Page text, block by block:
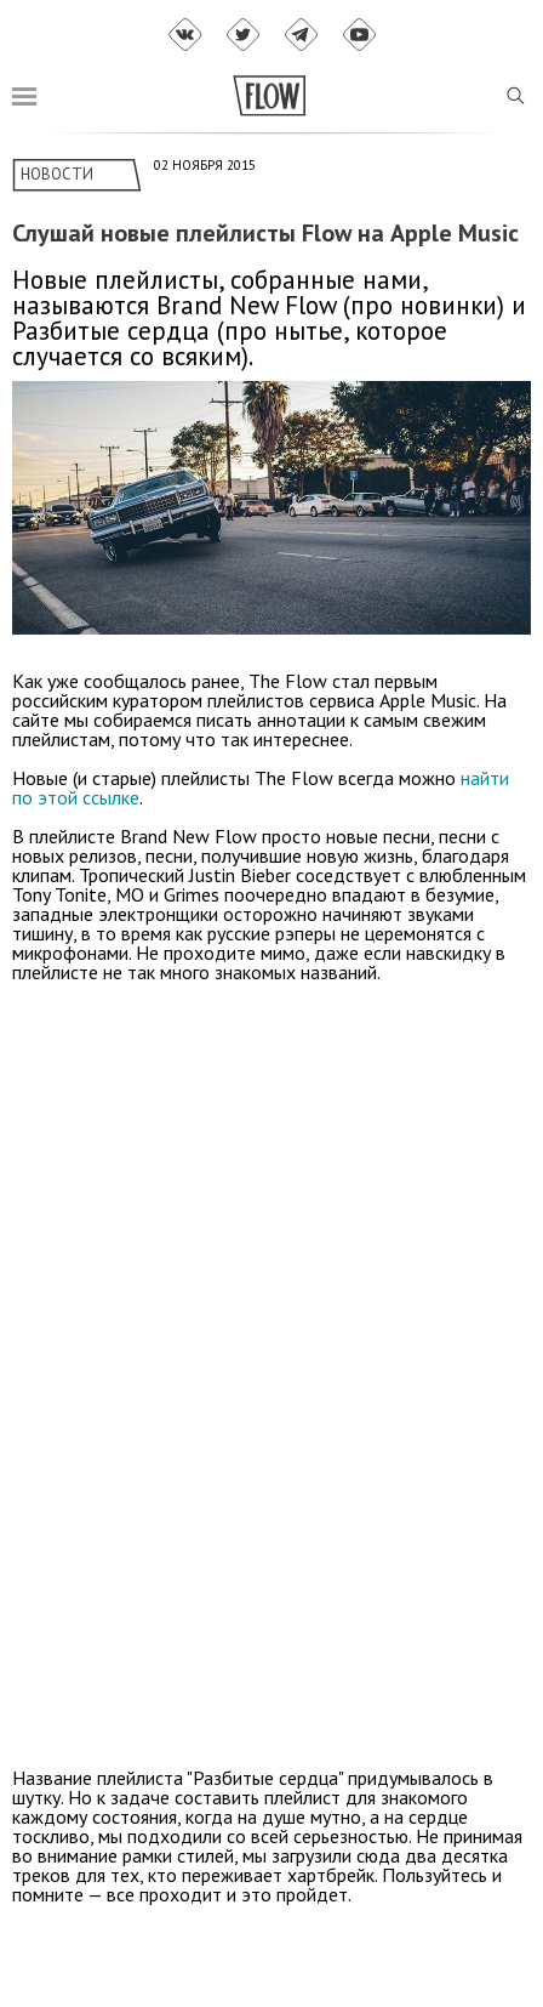
НОВОСТИ 02 НОЯБРЯ 2015
Слушай новые плейлисты Flow на Apple Music
Новые плейлисты, собранные нами,
называются Brand New Flow (про новинки) и
Разбитые сердца (про нытье, которое
случается со всяким).
Как уже сообщалось ранее, The Flow стал первым
российским куратором плейлистов сервиса Apple Music. На
сайте мы собираемся писать аннотации к самым свежим
плейлистам, потому что так интереснее.
Новые (и старые) плейлисты The Flow всегда можно найти
по этой ссылке.
В плейлисте Brand New Flow просто новые песни, песни с
новых релизов, песни, получившие новую жизнь, благодаря
клипам. Тропический Justin Bieber соседствует с влюбленным
Tony Tonite, MO и Grimes поочередно впадают в безумие,
западные электронщики осторожно начиняют звуками
тишину, в то время как русские рэперы не церемонятся с
микрофонами. Не проходите мимо, даже если навскидку в
плейлисте не так много знакомых названий.
Название плейлиста "Разбитые сердца" придумывалось в
шутку. Но к задаче составить плейлист для знакомого
каждому состояния, когда на душе мутно, а на сердце
тоскливо, мы подходили со всей серьезностью. Не принимая
во внимание рамки стилей, мы загрузили сюда два десятка
треков для тех, кто переживает хартбрейк. Пользуйтесь и
помните — все проходит и это пройдет.